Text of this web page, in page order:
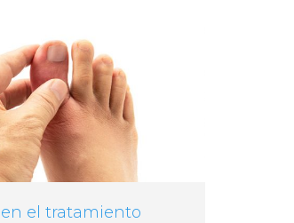
el tratamiento